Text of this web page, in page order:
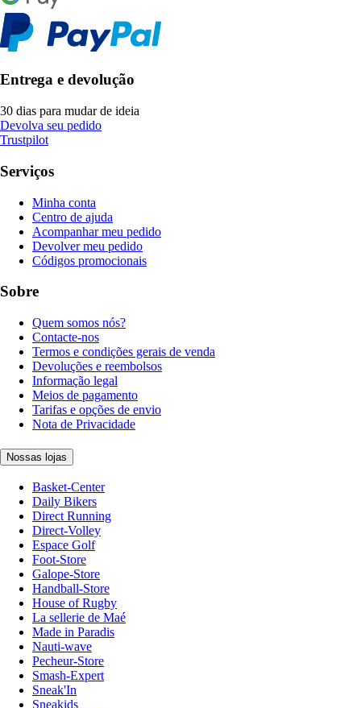
Entrega e devolução
30 dias para mudar de ideia
Devolva seu pedido
Trustpilot
Serviços
Minha conta
Centro de ajuda
Acompanhar meu pedido
Devolver meu pedido
Códigos promocionais
Sobre
Quem somos nós?
Contacte-nos
Termos e condições gerais de venda
Devoluções e reembolsos
Informação legal
Meios de pagamento
Tarifas e opções de envio
Nota de Privacidade
Nossas lojas
Basket-Center
Daily Bikers
Direct Running
Direct-Volley
Espace Golf
Foot-Store
Galope-Store
Handball-Store
House of Rugby
La sellerie de Maé
Made in Paradis
Nauti-wave
Pecheur-Store
Smash-Expert
Sneak'In
Sneakids